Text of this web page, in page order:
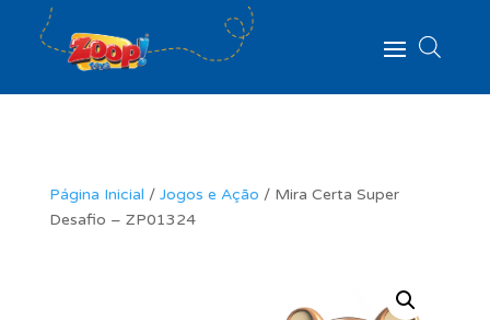
Página Inicial / Jogos e Ação / Mira Certa Super
Desafio – ZP01324